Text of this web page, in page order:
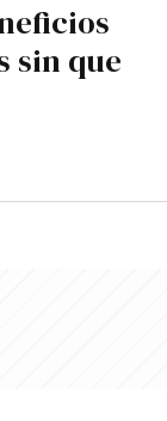
sin que